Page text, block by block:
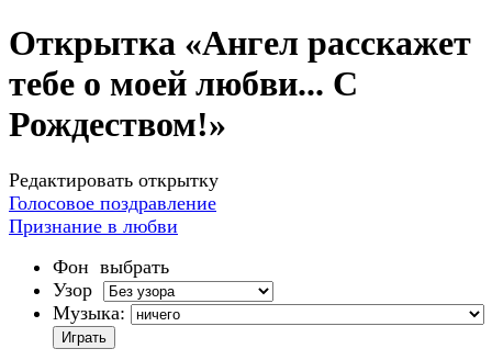
Открытка «Ангел расскажет
тебе о моей любви... С
Рождеством!»
Редактировать открытку
Голосовое поздравление
Признание в любви
Фон выбрать
Узор
Музыка: